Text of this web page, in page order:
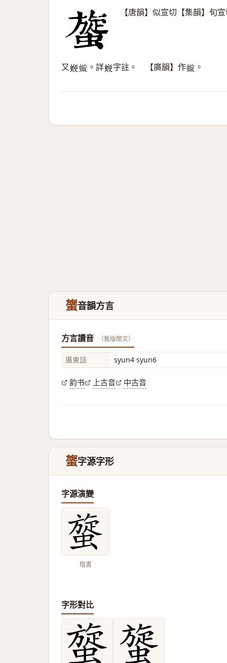
【唐韻】似宣切【集韻】旬
又𧍲 𧐗 。詳𧍲 字註。 【廣韻】作𧐗 。
䗠音韻方言
方言讀音 （舊版簡文）
廣東話 syun4 syun6
韵书 上古音 中古音
䗠字源字形
字源演變
楷書
字形對比